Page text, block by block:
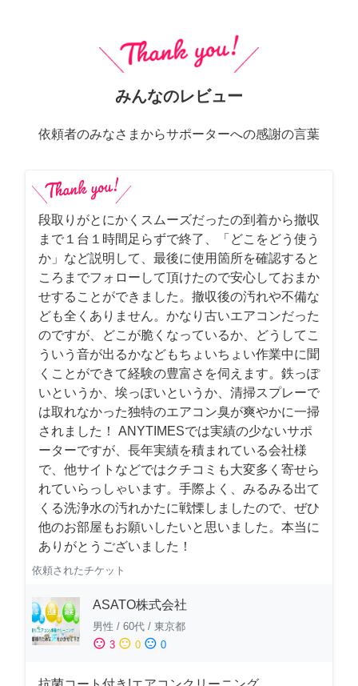
みんなのレビュー
依頼者のみなさまからサポーターへの感謝の言葉
段取りがとにかくスムーズだったの到着から撤収
まで１台１時間足らずで終了、「どこをどう使う
か」など説明して、最後に使用箇所を確認すると
ころまでフォローして頂けたので安心しておまか
せすることができました。撤収後の汚れや不備な
ども全くありません。かなり古いエアコンだった
のですが、どこが脆くなっているか、どうしてこ
ういう音が出るかなどもちょいちょい作業中に聞
くことができて経験の豊富さを伺えます。鉄っぽ
いというか、埃っぽいというか、清掃スプレーで
は取れなかった独特のエアコン臭が爽やかに一掃
されました！ ANYTIMESでは実績の少ないサポ
ーターですが、長年実績を積まれている会社様
で、他サイトなどではクチコミも大変多く寄せら
れていらっしゃいます。手際よく、みるみる出て
くる洗浄水の汚れかたに戦慄しましたので、ぜひ
他のお部屋もお願いしたいと思いました。本当に
ありがとうございました！
依頼されたチケット
ASATO株式会社
男性 / 60代 / 東京都
sentiment_satisfied 3 sentiment_neutral 0 sentiment_dissatisfied 0